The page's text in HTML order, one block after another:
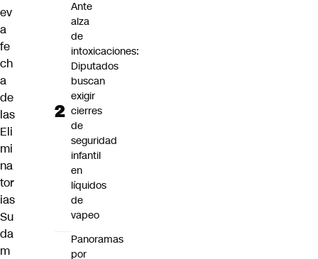
ev
a
fe
ch
a
de
las
Eli
mi
na
tor
ias
Su
da
m
Ante
alza
de
intoxicaciones:
Diputados
buscan
exigir
cierres
de
seguridad
infantil
en
líquidos
de
vapeo
Panoramas
por